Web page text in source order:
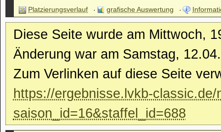
Platzierungsverlauf
grafische Auswertung
Diese Seite wurde am Mittwoch,
Änderung war am Samstag,
Zum Verlinken auf diese Seite
https://ergebnisse.lvkb-
saison_id=16&staffel_id=688